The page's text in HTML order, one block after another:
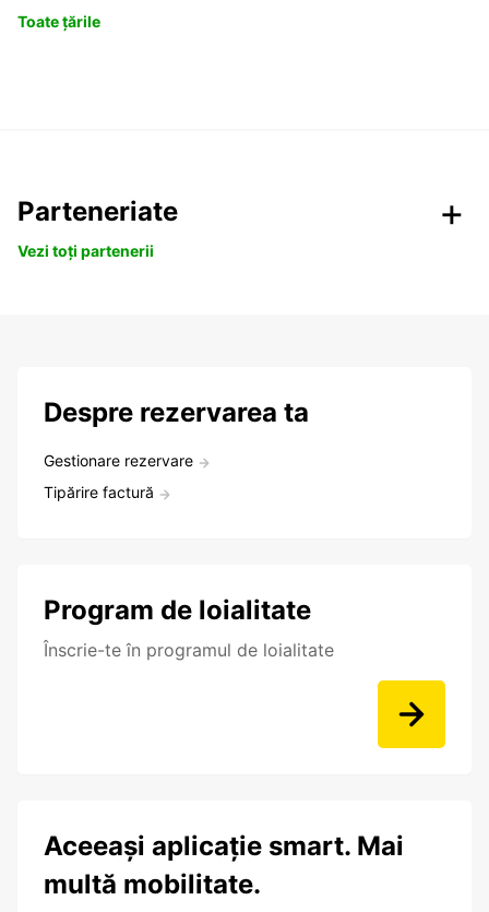
Toate țările
Parteneriate
Vezi toți partenerii
Despre rezervarea ta
Gestionare rezervare
Tipărire factură
Program de loialitate
Înscrie-te în programul de loialitate
Aceeași aplicație smart. Mai
multă mobilitate.